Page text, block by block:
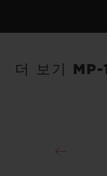
96시간
스트랩
더 보기 MP-